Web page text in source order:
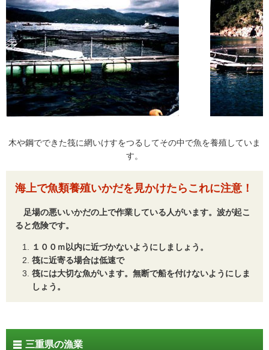
木や鋼でできた筏に網いけすをつるしてその中で魚を養殖していま
す。
海上で魚類養殖いかだを見かけたらこれに注意！
足場の悪いいかだの上で作業している人がいます。波が起こ
ると危険です。
１００ｍ以内に近づかないようにしましょう。
筏に近寄る場合は低速で
筏には大切な魚がいます。無断で船を付けないようにしま
しょう。
三重県の漁業